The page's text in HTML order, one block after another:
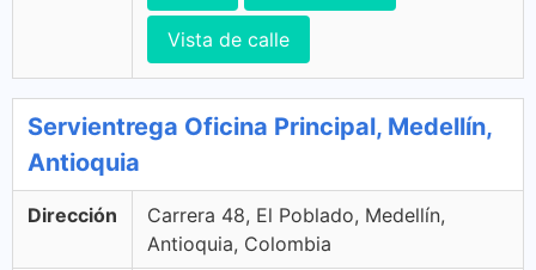
Vista de calle
Servientrega Oficina Principal, Medellín,
Antioquia
Dirección
Carrera 48, El Poblado, Medellín,
Antioquia, Colombia